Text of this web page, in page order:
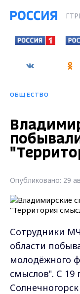
ОБЩЕСТВО
Опубликовано: 29
Сотрудники
области
молодёжного
смыслов". С 19